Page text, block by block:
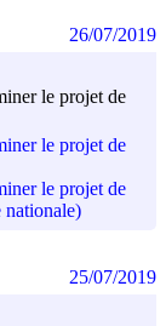
le projet de
le projet de
le projet de
nationale)
26/07/2019
25/07/2019